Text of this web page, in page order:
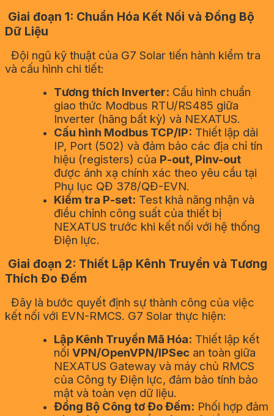
Giai đoạn 1: Chuẩn Hóa Kết Nối và Đồng Bộ
Dữ Liệu
Đội ngũ kỹ thuật của G7 Solar tiến hành kiểm tra
và cấu hình chi tiết:
Tương thích Inverter: Cấu hình chuẩn
giao thức Modbus RTU/RS485 giữa
Inverter (hãng bất kỳ) và NEXATUS.
Cấu hình Modbus TCP/IP: Thiết lập dải
IP, Port (502) và đảm bảo các địa chỉ tín
hiệu (registers) của P-out, Pinv-out
được ánh xạ chính xác theo yêu cầu tại
Phụ lục QĐ 378/QĐ-EVN.
Kiểm tra P-set: Test khả năng nhận và
điều chỉnh công suất của thiết bị
NEXATUS trước khi kết nối với hệ thống
Điện lực.
Giai đoạn 2: Thiết Lập Kênh Truyền và Tương
Thích Đo Đếm
Đây là bước quyết định sự thành công của việc
kết nối với EVN-RMCS. G7 Solar thực hiện:
Lập Kênh Truyền Mã Hóa: Thiết lập kết
nối VPN/OpenVPN/IPSec an toàn giữa
NEXATUS Gateway và máy chủ RMCS
của Công ty Điện lực, đảm bảo tính bảo
mật và toàn vẹn dữ liệu.
Đồng Bộ Công tơ Đo Đếm: Phối hợp đảm